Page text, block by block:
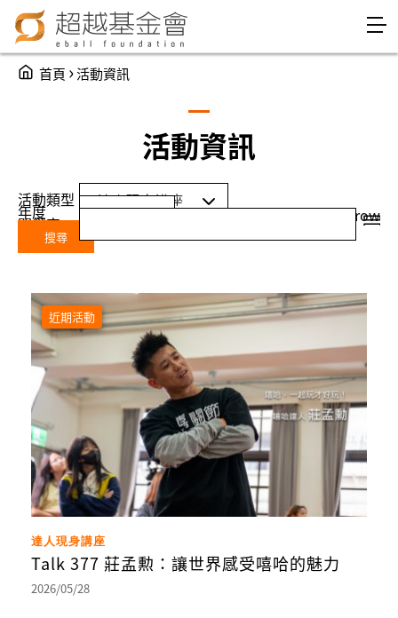
Jump to Navigation
Jump to Main content
You are here
首頁 ›活動資訊
活動資訊
gridrow
活動類型
年度 年度
Year
關鍵字
達人現身講座
Talk 377 莊孟勲：讓世界感受嘻哈的魅力
2026/05/28